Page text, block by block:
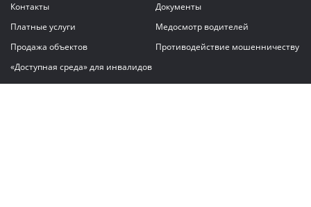
Контакты
Документы
Платные услуги
Медосмотр водителей
Продажа объектов
Противодействие мошенничеству
«Доступная среда» для инвалидов